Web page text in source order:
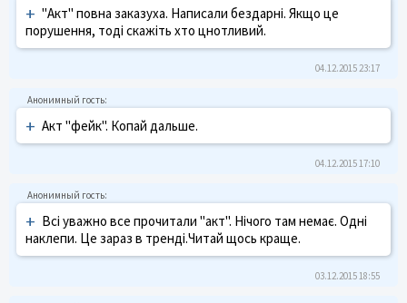
+ "Акт" повна заказуха. Написали бездарні. Якщо це
порушення, тоді скажіть хто цнотливий.
04.12.2015 23:17
+ Акт "фейк". Копай дальше.
04.12.2015 17:10
+ Всі уважно все прочитали "акт". Нічого там немає. Одні
наклепи. Це зараз в тренді.Читай щось краще.
03.12.2015 18:55